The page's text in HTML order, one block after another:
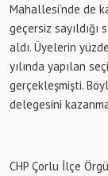
Mahallesi’nde de
geçersiz sayıldığı
aldı. Üyelerin
yılında yapılan
gerçekleşmişti.
delegesini
CHP Çorlu İlçe